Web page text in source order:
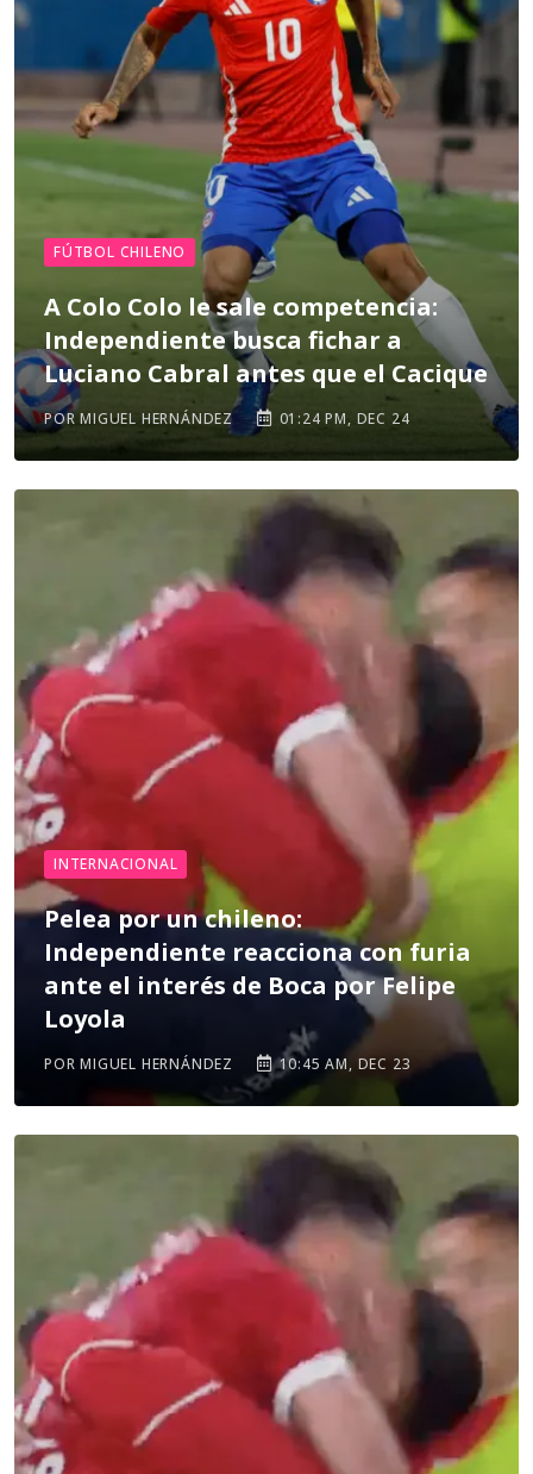
FÚTBOL CHILENO
A Colo Colo le sale competencia:
Independiente busca fichar a
Luciano Cabral antes que el Cacique
POR MIGUEL HERNÁNDEZ 01:24 PM, DEC 24
INTERNACIONAL
Pelea por un chileno:
Independiente reacciona con furia
ante el interés de Boca por Felipe
Loyola
POR MIGUEL HERNÁNDEZ 10:45 AM, DEC 23